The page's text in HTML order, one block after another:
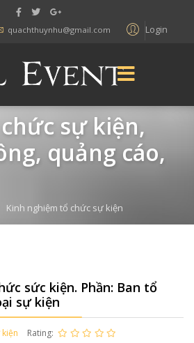
Login
quachthuynhu@gmail.com
sự kiện,
quảng cáo,
Kinh nghiệm tổ chức sự kiện
sức kiện. Phần: Ban tổ
sự kiện
Rating: